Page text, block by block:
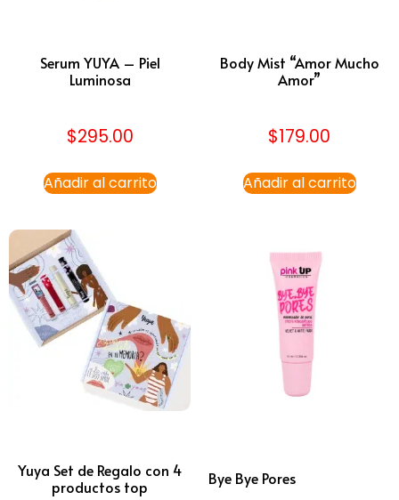
Serum YUYA – Piel
Luminosa
$295.00
Añadir al carrito
Body Mist “Amor Mucho
Amor”
$179.00
Añadir al carrito
Yuya Set de Regalo con 4
productos top
Bye Bye Pores